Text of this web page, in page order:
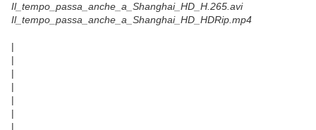
Il_tempo_passa_anche_a_Shanghai_HD_H.265.avi
Il_tempo_passa_anche_a_Shanghai_HD_HDRip.mp4
|
|
|
|
|
|
|